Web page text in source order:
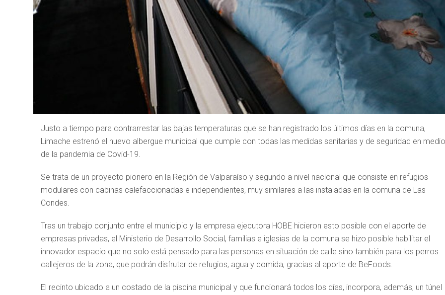
Justo a tiempo para contrarrestar las bajas temperaturas que se han registrado los últimos días en la comuna,
Limache estrenó el nuevo albergue municipal que cumple con todas las medidas sanitarias y de seguridad en medio
de la pandemia de Covid-19.
Se trata de un proyecto pionero en la Región de Valparaíso y segundo a nivel nacional que consiste en refugios
modulares con cabinas calefaccionadas e independientes, muy similares a las instaladas en la comuna de Las
Condes.
Tras un trabajo conjunto entre el municipio y la empresa ejecutora HOBE hicieron esto posible con el aporte de
empresas privadas, el Ministerio de Desarrollo Social, familias e iglesias de la comuna se hizo posible habilitar el
innovador espacio que no solo está pensado para las personas en situación de calle sino también para los perros
callejeros de la zona, que podrán disfrutar de refugios, agua y comida, gracias al aporte de BeFoods.
El recinto ubicado a un costado de la piscina municipal y que funcionará todos los días, incorpora, además, un túnel